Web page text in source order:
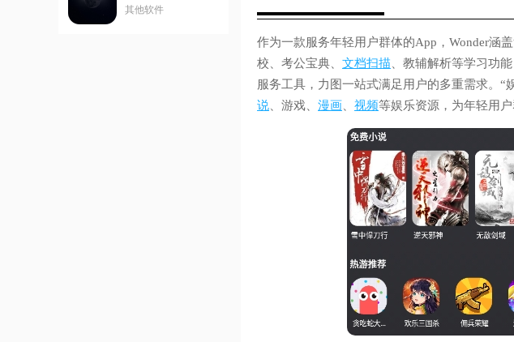
机客户端
其他软件
作为一款服务年轻用户群体的App，Wonder涵盖
校、考公宝典、 文档扫描 、教辅解析等学习功
服务工具，力图一站式满足用户的多重需求。
说 、游戏、 漫画 视频等娱乐资源，为年轻用